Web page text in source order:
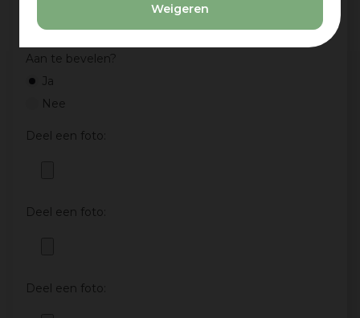
Weigeren
Aan te bevelen?
Ja
Nee
Deel een foto:
Deel een foto:
Deel een foto: